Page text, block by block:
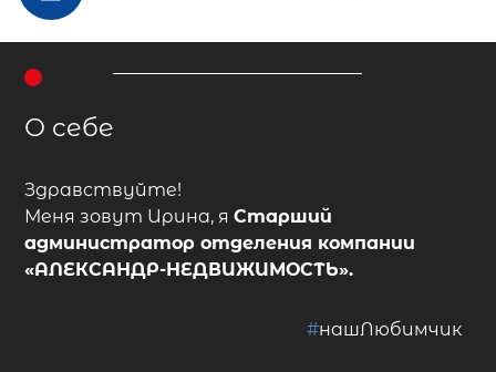
О себе
Здравствуйте!
Меня зовут Ирина, яСтарший
администратор отделения компании
«АЛЕКСАНДР-НЕДВИЖИМОСТЬ».
#нашЛюбимчик